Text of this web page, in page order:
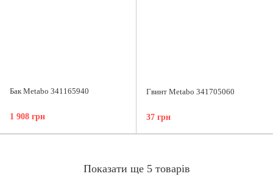
Бак Metabo 341165940
1 908 грн
Гвинт Metabo 341705060
37 грн
Показати ще 5 товарів